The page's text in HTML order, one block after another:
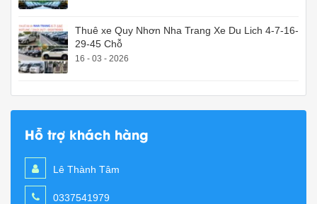
Thuê xe Quy Nhơn Nha Trang Xe Du Lich 4-7-16-
29-45 Chỗ
16 - 03 - 2026
Hỗ trợ khách hàng
Lê Thành Tâm
0337541979